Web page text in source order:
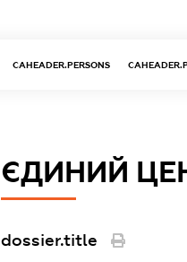
CAHEADER.PERSONS
ЄДИНИЙ
dossier.title